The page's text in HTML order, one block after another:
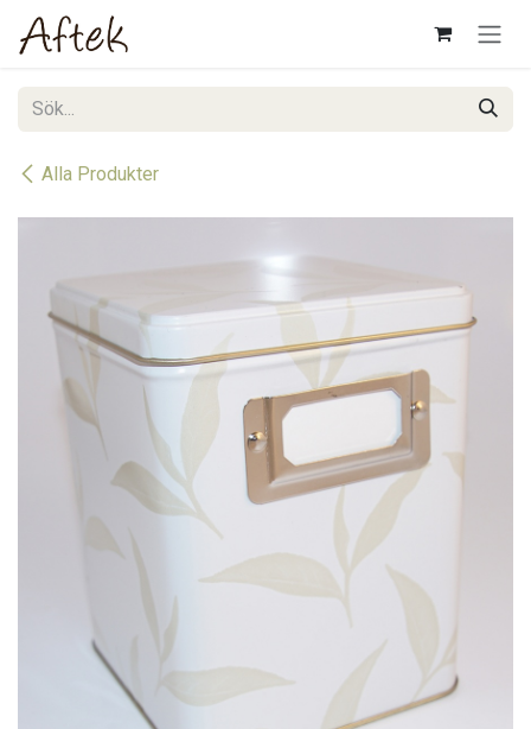
Hoppa till innehåll
Alla Produkter